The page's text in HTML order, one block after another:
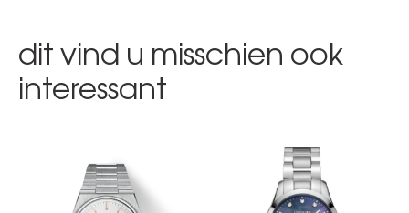
dit vind u misschien ook
interessant